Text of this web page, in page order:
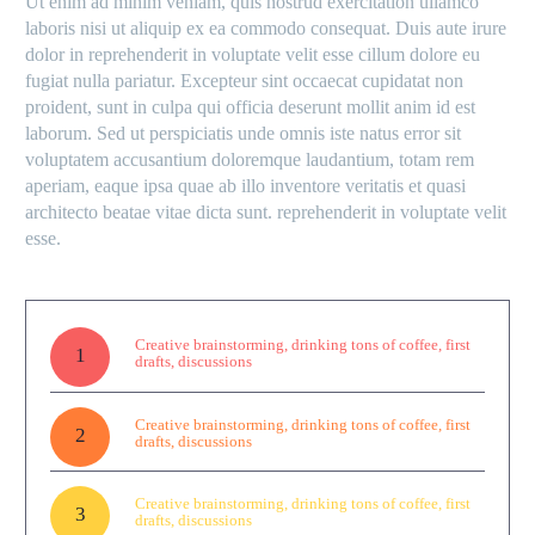
laboris nisi ut aliquip ex ea commodo consequat. Duis aute irure
dolor in reprehenderit in voluptate velit esse cillum dolore eu
fugiat nulla pariatur. Excepteur sint occaecat cupidatat non
proident, sunt in culpa qui officia deserunt mollit anim id est
laborum. Sed ut perspiciatis unde omnis iste natus error sit
voluptatem accusantium doloremque laudantium, totam rem
aperiam, eaque ipsa quae ab illo inventore veritatis et quasi
architecto beatae vitae dicta sunt. reprehenderit in voluptate velit
esse.
1
Creative brainstorming, drinking tons of coffee, first
drafts, discussions
2
Creative brainstorming, drinking tons of coffee, first
drafts, discussions
3
Creative brainstorming, drinking tons of coffee, first
drafts, discussions